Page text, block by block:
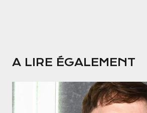
A LIRE ÉGALEMENT